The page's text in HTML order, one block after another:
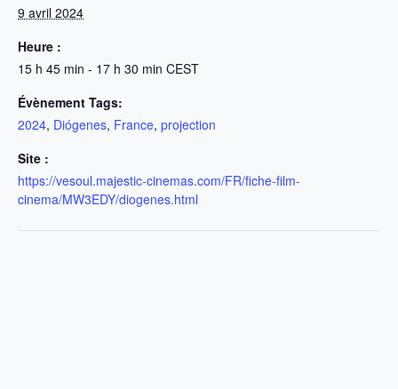
9 avril 2024
Heure :
15 h 45 min - 17 h 30 min CEST
Évènement Tags:
2024, Diógenes, France, projection
Site :
https://vesoul.majestic-cinemas.com/FR/fiche-film-
cinema/MW3EDY/diogenes.html